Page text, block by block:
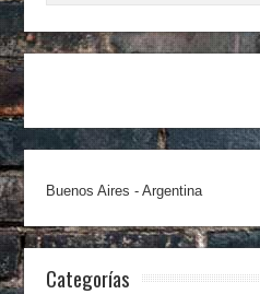
Buenos Aires - Argentina
Categorías